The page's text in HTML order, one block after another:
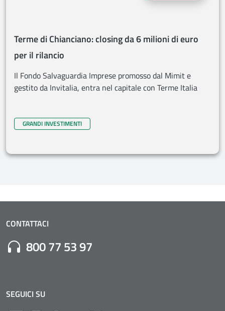
Terme di Chianciano: closing da 6 milioni di euro
per il rilancio
Il Fondo Salvaguardia Imprese promosso dal Mimit e
gestito da Invitalia, entra nel capitale con Terme Italia
GRANDI INVESTIMENTI
CONTATTACI
Numero di Telefono:
800 77 53 97
SEGUICI SU